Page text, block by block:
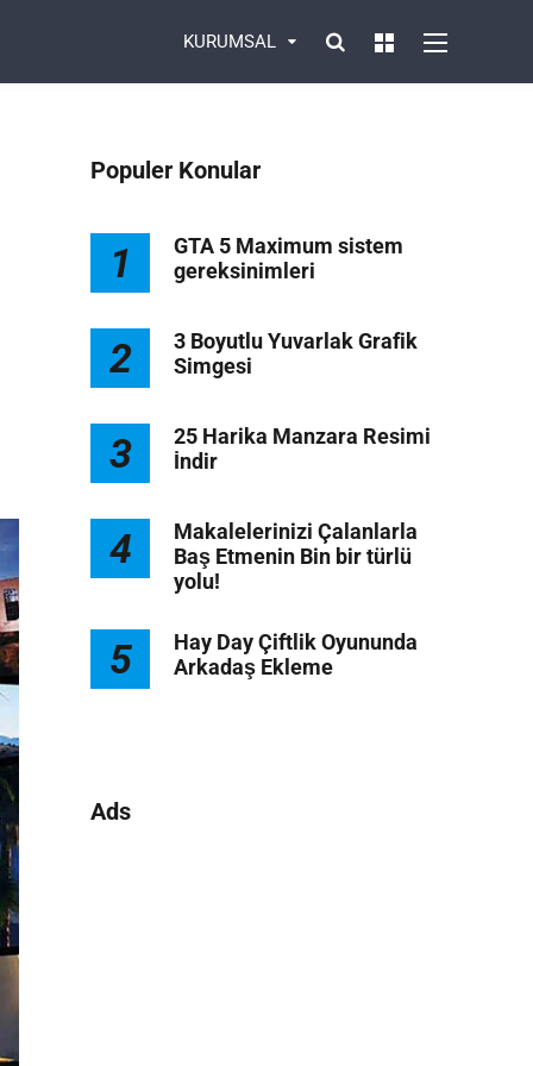
KURUMSAL
Populer Konular
1
GTA 5 Maximum sistem
gereksinimleri
2
3 Boyutlu Yuvarlak Grafik
Simgesi
3
25 Harika Manzara Resimi
İndir
4
Makalelerinizi Çalanlarla
Baş Etmenin Bin bir türlü
yolu!
5
Hay Day Çiftlik Oyununda
Arkadaş Ekleme
Ads